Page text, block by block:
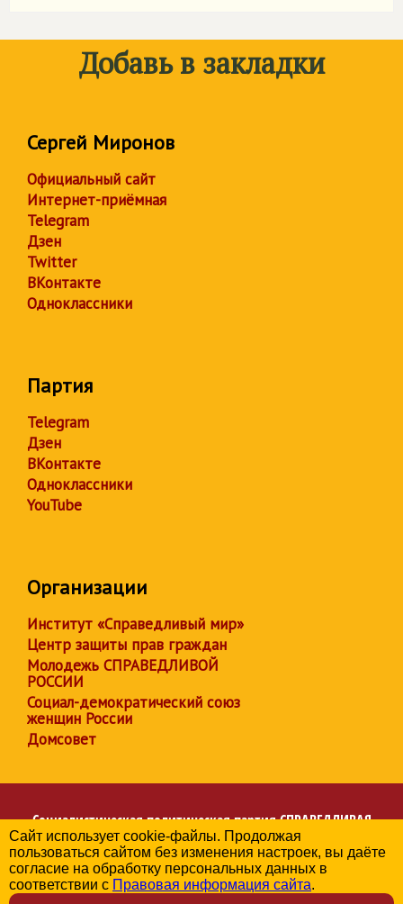
Добавь в закладки
Сергей Миронов
Официальный сайт
Интернет-приёмная
Telegram
Дзен
Twitter
ВКонтакте
Одноклассники
Партия
Telegram
Дзен
ВКонтакте
Одноклассники
YouTube
Организации
Институт «Справедливый мир»
Центр защиты прав граждан
Молодежь СПРАВЕДЛИВОЙ
РОССИИ
Социал-демократический союз
женщин России
Домсовет
Социалистическая политическая партияСПРАВЕДЛИВАЯ
РОССИЯ
Региональное отделение партии в Свердловской области
© 2006-2026
Политика в отношении обработки персональных данных
Сайт использует cookie-файлы. Продолжая
пользоваться сайтом без изменения настроек, вы даёте
согласие на обработку персональных данных в
соответствии с Правовая информация сайта.